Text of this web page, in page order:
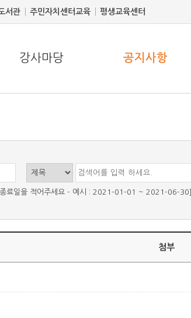
서관 주민자치센터교육 평생교육센터
강사마당 공지사항
종료일을 적어주세요 - 예시 : 2021-01-01 ~ 2021-06-30]
첨부